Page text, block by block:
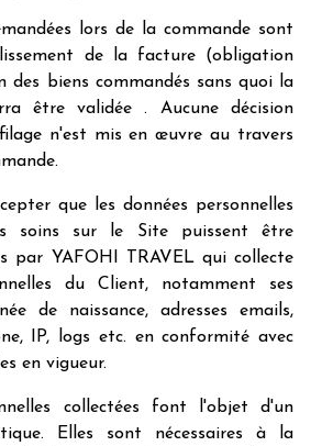
lors de la commande sont
de la facture (obligation
des biens commandés sans quoi la
être validée . Aucune décision
n'est mis en œuvre au travers
que les données personnelles
soins sur le Site puissent être
par YAFOHI TRAVEL qui collecte
du Client, notamment ses
de naissance, adresses emails,
IP, logs etc. en conformité avec
en vigueur.
collectées font l'objet d'un
Elles sont nécessaires à la